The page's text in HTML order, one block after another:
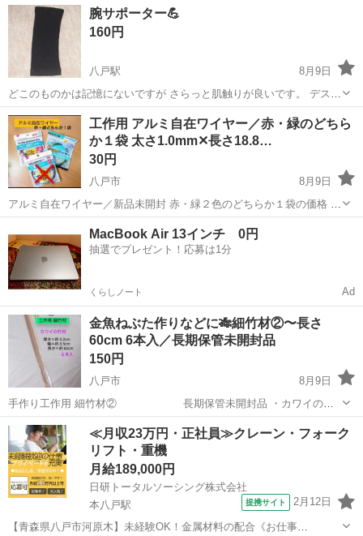
腕サポーター💪
160円
八戸駅
8月9日
どこのものかは記憶にないですが さらっと肌触りが良いです。 デスク
ワークなので、腕が疲れたときに数回使用✏️ １枚
青森 八戸市 八戸駅 その他
工作用 アルミ自在ワイヤー／赤・緑のどちら
か１袋 太さ1.0mm✕長さ18.8…
30円
八戸市
8月9日
アルミ自在ワイヤー／新品未開封 赤・緑２色のどちらか１袋の価格 ・
DAISO ダイソー／110円商品 MADE IN JAPAN ・材質：アルミニウ
ム ・１袋＝太さ1.0mm ✕ 長さ18.8m 👛最終...
MacBook Air 13インチ 0円
抽選でプレゼント！応募は1分
くらしノート Ad
金魚ねぶた作りなどに🎋細竹材②〜長さ
60cm 6本入／長期保管未開封品
150円
八戸市
8月9日
手作り工作用 細竹材② 長期保管未開封品 ・カワイの竹
材／日本製 ・寸法 厚さ＝約 0.2cm 幅＝約 0.5cm 長さ
＝約 60cm ・６本入 ⚠ 未開封ですがかなりパッケ...
青森 八戸市 その他 DIY
≪月収23万円・正社員≫クレーン・フォーク
リフト・重機
月給189,000円
日研トータルソーシング株式会社
本八戸駅
提携サイト 2月12日
【青森県八戸市河原木】未経験OK！金属材料の配合《お仕事